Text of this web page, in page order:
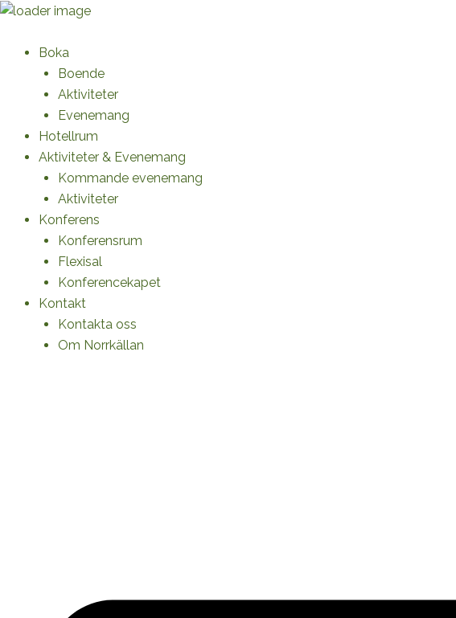
Skip
contentBoka
Boende
Aktiviteter
Evenemang
Hotellrum
Aktiviteter & Evenemang
Kommande evenemang
Aktiviteter
Konferens
Konferensrum
Flexisal
Konferencekapet
Kontakt
Kontakta oss
Om Norrkällan